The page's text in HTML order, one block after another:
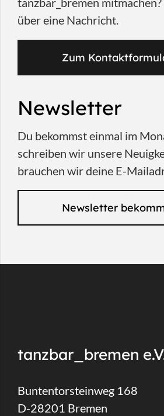
über eine Nachricht.
Zum
Newsletter
Du bekommst einmal im
schreiben wir unsere
brauchen wir deine E-
Newsletter
tanzbar_bremen
Buntentorsteinweg 168
D-28201 Bremen